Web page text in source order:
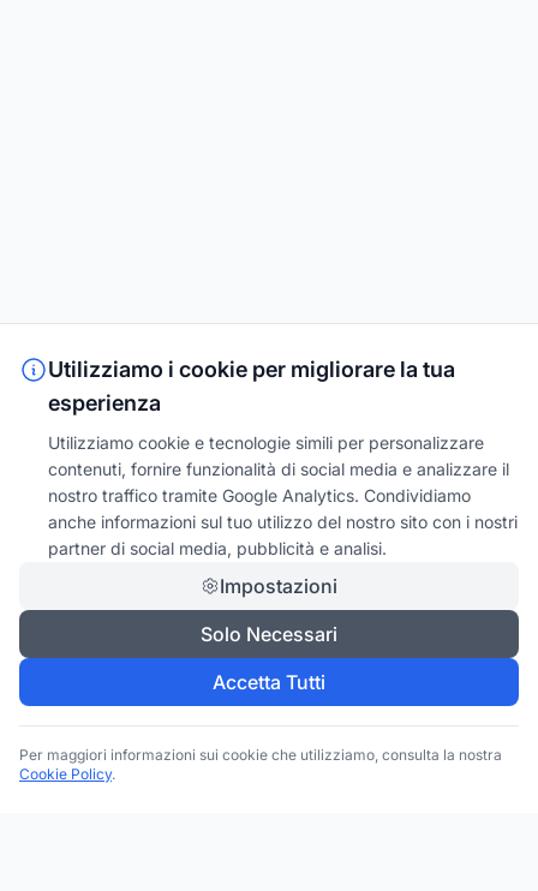
Utilizziamo i cookie per migliorare la tua
esperienza
Utilizziamo cookie e tecnologie simili per personalizzare
contenuti, fornire funzionalità di social media e analizzare il
nostro traffico tramite Google Analytics. Condividiamo
anche informazioni sul tuo utilizzo del nostro sito con i nostri
partner di social media, pubblicità e analisi.
Impostazioni
Solo Necessari
Accetta Tutti
Per maggiori informazioni sui cookie che utilizziamo, consulta la nostra
Cookie Policy.